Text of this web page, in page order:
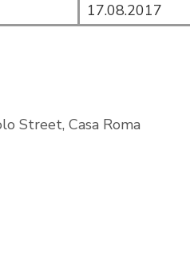
17.08.2017
Street, Casa Roma